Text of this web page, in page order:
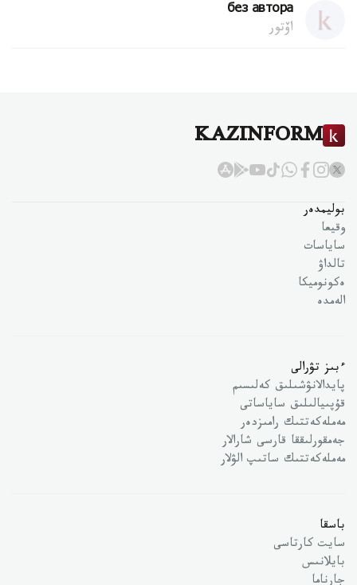
без автора
اۆتور
KAZINFORM
بوليمدەر
وقيعا
ساياسات
تالداۋ
ەكونوميكا
الەمدە
ءبىز تۋرالى
پايدالانۋشىلىق كەلىسىم
قۇپىيالىلىق ساياساتى
مەملەكەتتىك رامىزدەر
جەمقورلىققا قارسى شارالار
مەملەكەتتىك ساتىپ الۋلار
باسقا
سايت كارتاسى
بايلانىس